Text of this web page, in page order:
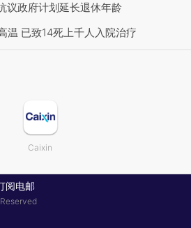
议政府计划延长退休年龄
温 已致14死上千人入院治疗
Caixin
阅电邮